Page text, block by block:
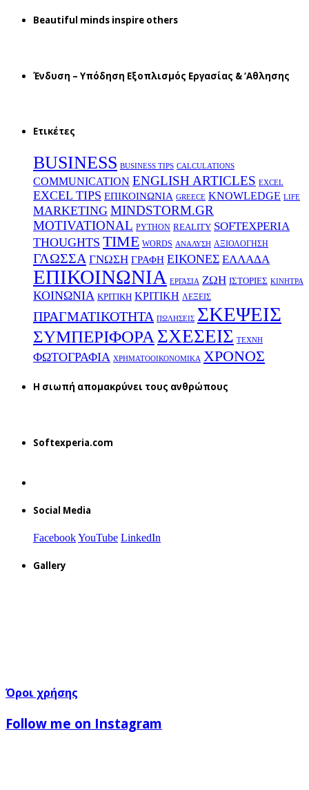
Beautiful minds inspire others
Ένδυση – Υπόδηση Εξοπλισμός Εργασίας & ‘Aθλησης
Ετικέτες
BUSINESS BUSINESS TIPS CALCULATIONS
COMMUNICATION ENGLISH ARTICLES EXCEL
EXCEL TIPS EΠΙΚΟΙΝΩΝΙΑ GREECE KNOWLEDGE LIFE
MARKETING MINDSTORM.GR
MOTIVATIONAL PYTHON REALITY SOFTEXPERIA
THOUGHTS TIME WORDS ΑΝΑΛΥΣΗ ΑΞΙΟΛΟΓΗΣΗ
ΓΛΩΣΣΑ ΓΝΩΣΗ ΓΡΑΦΗ ΕΙΚΟΝΕΣ ΕΛΛΑΔΑ
ΕΠΙΚΟΙΝΩΝΙΑ ΕΡΓΑΣΙΑ ΖΩΗ ΙΣΤΟΡΙΕΣ ΚΙΝΗΤΡΑ
ΚΟΙΝΩΝΙΑ ΚΡΙΤΙΚΗ ΚΡΙΤΙΚΗ ΛΕΞΕΙΣ
ΠΡΑΓΜΑΤΙΚΟΤΗΤΑ ΠΩΛΗΣΕΙΣ ΣΚΕΨΕΙΣ
ΣΥΜΠΕΡΙΦΟΡΑΣΧΕΣΕΙΣ ΤΕΧΝΗ
ΦΩΤΟΓΡΑΦΙΑ ΧΡΗΜΑΤΟΟΙΚΟΝΟΜΙΚΑ ΧΡΟΝΟΣ
H σιωπή απομακρύνει τους ανθρώπους
Softexperia.com
Social Media
FacebookYouTube LinkedIn
Gallery
Όροι χρήσης
Follow me on Instagram